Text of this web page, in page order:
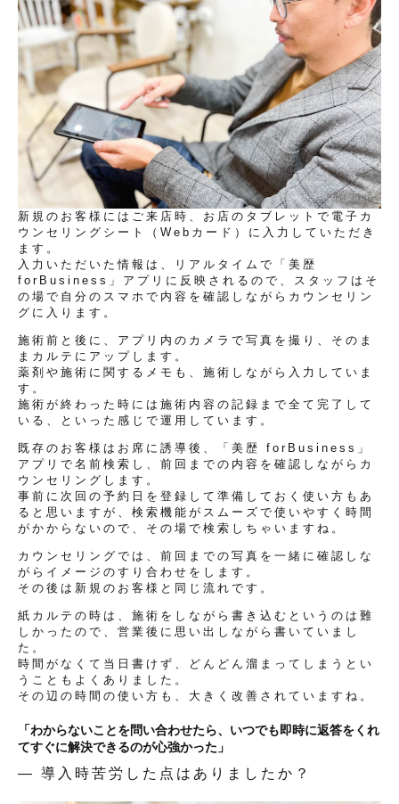
新規のお客様にはご来店時、お店のタブレットで電子カ
ウンセリングシート（Webカード）に入力していただき
ます。
入力いただいた情報は、リアルタイムで「美歴
forBusiness」アプリに反映されるので、スタッフはそ
の場で自分のスマホで内容を確認しながらカウンセリン
グに入ります。
施術前と後に、アプリ内のカメラで写真を撮り、そのま
まカルテにアップします。
薬剤や施術に関するメモも、施術しながら入力していま
す。
施術が終わった時には施術内容の記録まで全て完了して
いる、といった感じで運用しています。
既存のお客様はお席に誘導後、「美歴 forBusiness」
アプリで名前検索し、前回までの内容を確認しながらカ
ウンセリングします。
事前に次回の予約日を登録して準備しておく使い方もあ
ると思いますが、検索機能がスムーズで使いやすく時間
がかからないので、その場で検索しちゃいますね。
カウンセリングでは、前回までの写真を一緒に確認しな
がらイメージのすり合わせをします。
その後は新規のお客様と同じ流れです。
紙カルテの時は、施術をしながら書き込むというのは難
しかったので、営業後に思い出しながら書いていまし
た。
時間がなくて当日書けず、どんどん溜まってしまうとい
うこともよくありました。
その辺の時間の使い方も、大きく改善されていますね。
「わからないことを問い合わせたら、いつでも即時に返答をくれ
てすぐに解決できるのが心強かった」
— 導入時苦労した点はありましたか？